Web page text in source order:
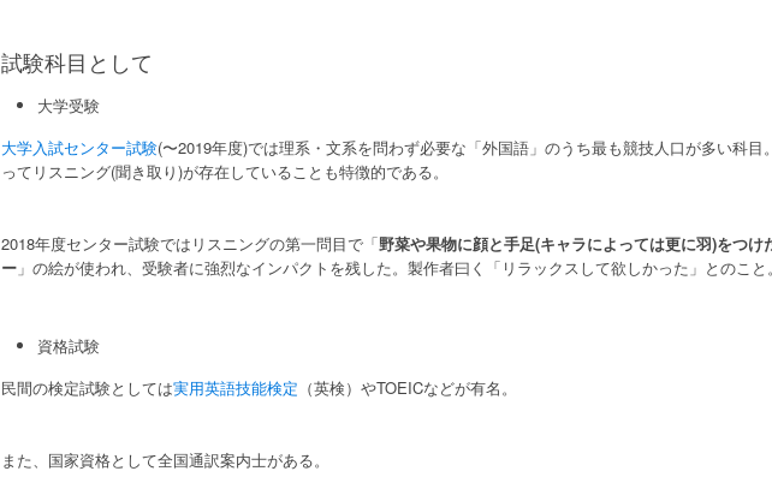
試験科目として
大学受験
大学入試センター試験(〜2019年度)では理系・文系を問わず必要な「外国語」のうち最も競技人口が多い科目
ってリスニング(聞き取り)が存在していることも特徴的である。
2018年度センター試験ではリスニングの第一問目で「野菜や果物に顔と手足(キャラによっては更に羽)をつけ
ー 」の絵が使われ、受験者に強烈なインパクトを残した。製作者曰く「リラックスして欲しかった」とのこと。
資格試験
民間の検定試験としては実用英語技能検定 （英検）やTOEICなどが有名。
また、国家資格として全国通訳案内士がある。